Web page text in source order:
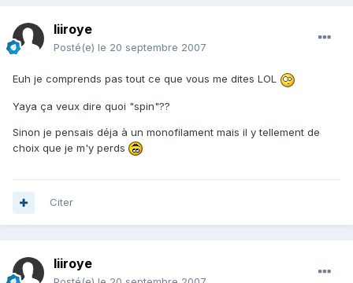
liiroye
Posté(e) le 20 septembre 2007
Euh je comprends pas tout ce que vous me dites LOL
Yaya ça veux dire quoi "spin"??
Sinon je pensais déja à un monofilament mais il y tellement de
choix que je m'y perds
Citer
liiroye